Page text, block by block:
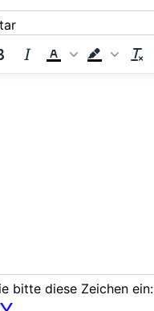
bitte diese Zeichen ein: